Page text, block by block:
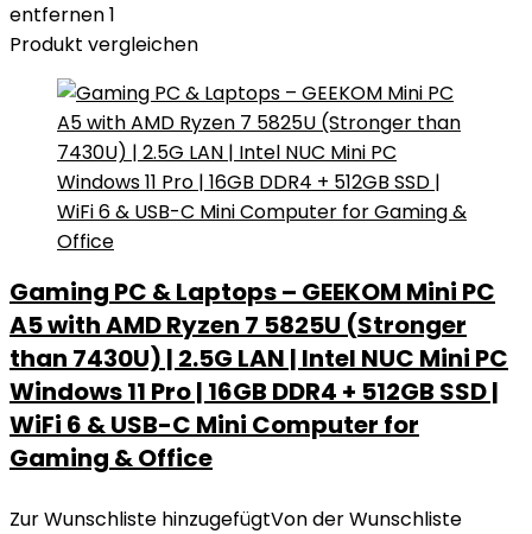
entfernen1
Produkt vergleichen
Gaming PC & Laptops – GEEKOM Mini PC
A5 with AMD Ryzen 7 5825U (Stronger
than 7430U) | 2.5G LAN | Intel NUC Mini PC
Windows 11 Pro | 16GB DDR4 + 512GB SSD |
WiFi 6 & USB-C Mini Computer for
Gaming & Office
Zur Wunschliste hinzugefügtVon der Wunschliste